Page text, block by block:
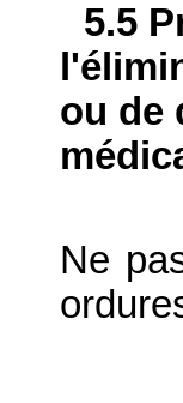
5.5
ou de
Ne